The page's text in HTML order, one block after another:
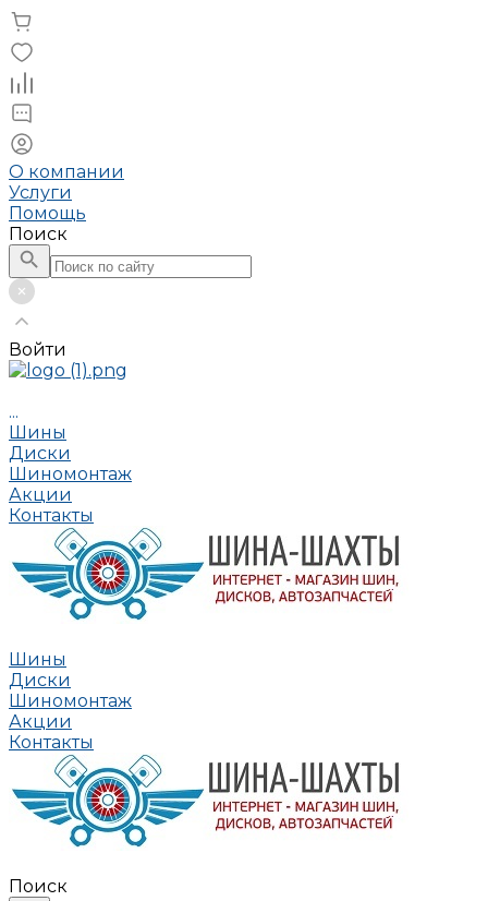
О компании
Услуги
Помощь
Поиск
Войти
...
Шины
Диски
Шиномонтаж
Акции
Контакты
Шины
Диски
Шиномонтаж
Акции
Контакты
Поиск